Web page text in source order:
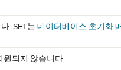
.SET는 데이터베이스 초기화
원되지 않습니다.